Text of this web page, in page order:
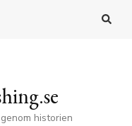
historien